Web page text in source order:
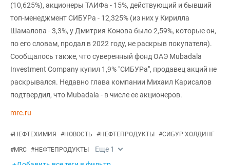
(10,625%), акционеры ТАИФа - 15%, действующий и бывший
топ-менеджмент СИБУРа - 12,325% (из них у Кирилла
Шамалова - 3,3%, у Дмитрия Конова было 2,59%, которые он,
по его словам, продал в 2022 году, не раскрыв покупателя).
Сообщалось также, что суверенный фонд ОАЭ Mubadala
Investment Company купил 1,9% "СИБУРа", продавец акций не
раскрывался. Недавно глава компании Михаил Карисалов
подтвердил, что Mubadala - в числе ее акционеров.
mrc.ru
#НЕФТЕХИМИЯ #НОВОСТЬ #НЕФТЕПРОДУКТЫ #СИБУР ХОЛДИНГ
#MRC #НЕФТЕПРОДУКТЫ Еще 1